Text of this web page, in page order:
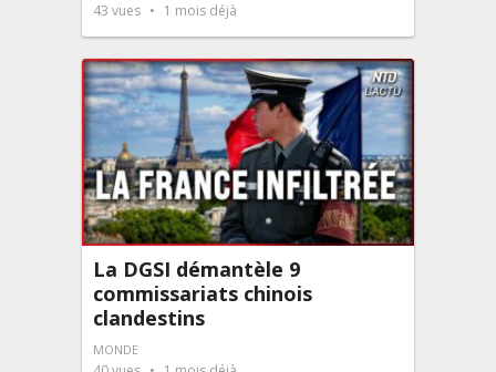
43 vues 1 mois déjà
La DGSI démantèle 9
commissariats chinois
clandestins
MONDE